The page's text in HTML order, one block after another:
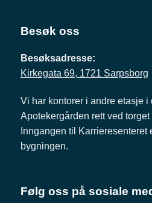
Besøk oss
Besøksadresse:
Kirkegata 69, 1721 Sarpsborg
Vi har kontorer i andre etasje i
Apotekergården rett ved
Inngangen til Karrieresenteret
bygningen.
Følg oss på sosiale